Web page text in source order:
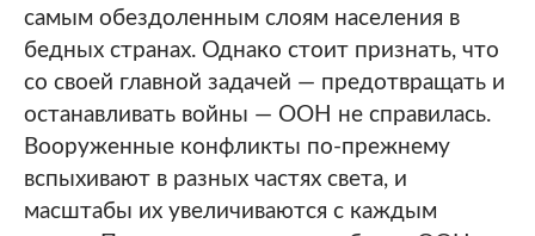
самым обездоленным слоям населения в
бедных странах. Однако стоит признать, что
со своей главной задачей — предотвращать и
останавливать войны — ООН не справилась.
Вооруженные конфликты по-прежнему
вспыхивают в разных частях света, и
масштабы их увеличиваются с каждым